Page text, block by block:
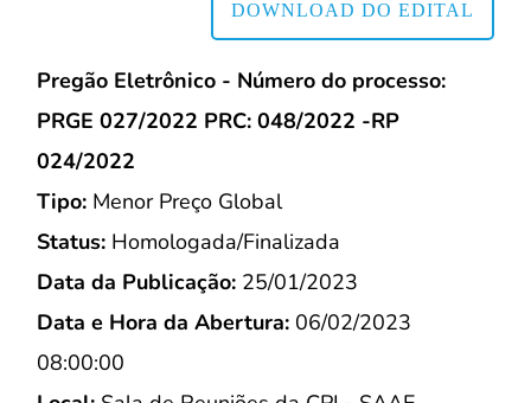
DOWNLOAD DO EDITAL
Pregão Eletrônico - Número do processo:
PRGE 027/2022 PRC: 048/2022 -RP
024/2022
Tipo: Menor Preço Global
Status: Homologada/Finalizada
Data da Publicação: 25/01/2023
Data e Hora da Abertura: 06/02/2023
08:00:00